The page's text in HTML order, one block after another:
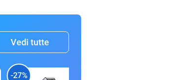
Vedi tutte
-27%